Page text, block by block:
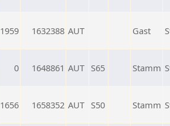
1959 1632388 AUT Gast
0 1648861 AUT S65 Stamm
1656 1658352 AUT S50 Stamm